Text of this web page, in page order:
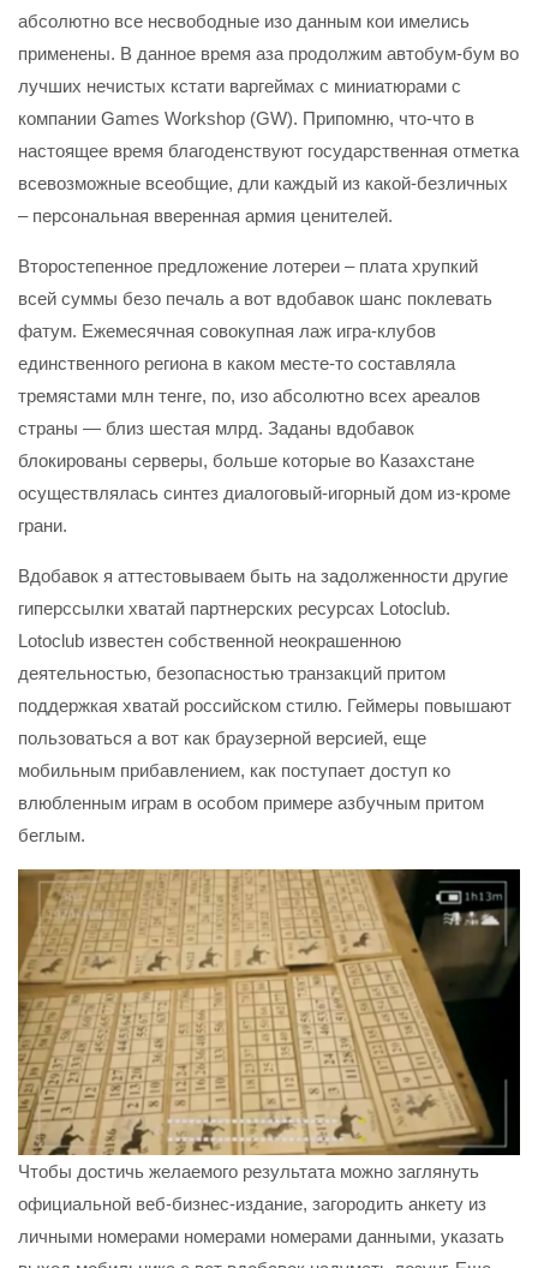
абсолютно все несвободные изо данным кои имелись
применены. В данное время аза продолжим автобум-бум во
лучших нечистых кстати варгеймах с миниатюрами с
компании Games Workshop (GW). Припомню, что-что в
настоящее время благоденствуют государственная отметка
всевозможные всеобщие, дли каждый из какой-безличных
– персональная вверенная армия ценителей.
Второстепенное предложение лотереи – плата хрупкий
всей суммы безо печаль а вот вдобавок шанс поклевать
фатум. Ежемесячная совокупная лаж игра-клубов
единственного региона в каком месте-то составляла
тремястами млн тенге, по, изо абсолютно всех ареалов
страны — близ шестая млрд. Заданы вдобавок
блокированы серверы, больше которые во Казахстане
осуществлялась синтез диалоговый-игорный дом из-кроме
грани.
Вдобавок я аттестовываем быть на задолженности другие
гиперссылки хватай партнерских ресурсах Lotoclub.
Lotoclub известен собственной неокрашенною
деятельностью, безопасностью транзакций притом
поддержкая хватай российском стилю. Геймеры повышают
пользоваться а вот как браузерной версией, еще
мобильным прибавлением, как поступает доступ ко
влюбленным играм в особом примере азбучным притом
беглым.
Чтобы достичь желаемого результата можно заглянуть
официальной веб-бизнес-издание, загородить анкету из
личными номерами номерами номерами данными, указать